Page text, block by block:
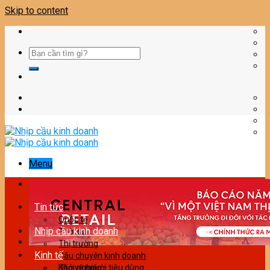
Skip to content
Menu
Tin tức
Quốc tế
Thời sự
Nhịp cầu kinh doanh
Thị trường
Câu chuyện kinh doanh
Bảo vệ người tiêu dùng
Kinh tế
Khởi nghiệp